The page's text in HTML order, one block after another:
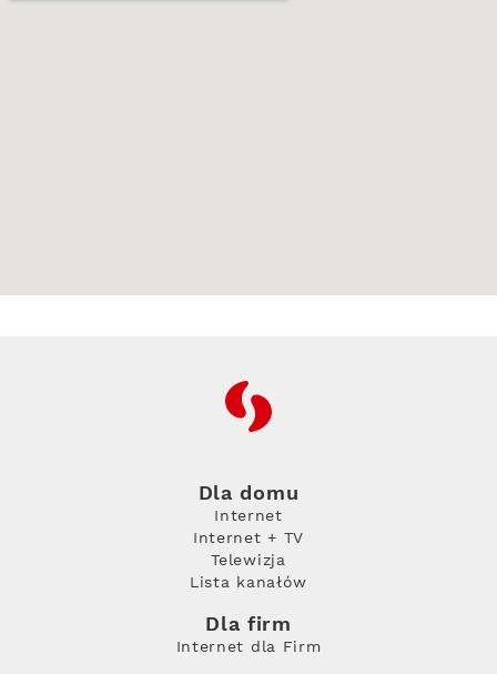
RFC
Dla domu
Internet
Internet + TV
Telewizja
Lista kanałów
Dla firm
Internet dla Firm